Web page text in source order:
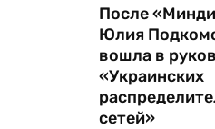
После
Юлия
вошла в
«Украинских
сетей»